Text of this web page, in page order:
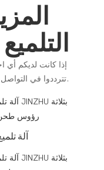
إذا كانت لديكم أي
تترددوا في التواصل معنا. سنقدم لكم خدمةً فائقة الصدق.
آلة